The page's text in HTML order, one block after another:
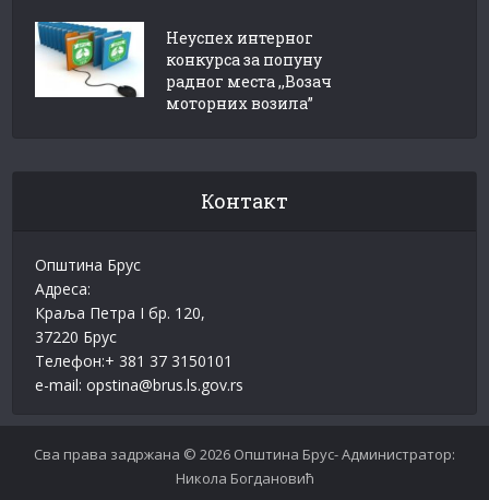
Неуспех интерног
конкурса за попуну
радног места ,,Возач
моторних возила”
Контакт
Општина Брус
Адреса:
Краља Петра I бр. 120,
37220 Брус
Телефон:+ 381 37 3150101
e-mail: opstina@brus.ls.gov.rs
Сва права задржана © 2026 Oпштина Брус- Администратор:
Никола Богдановић